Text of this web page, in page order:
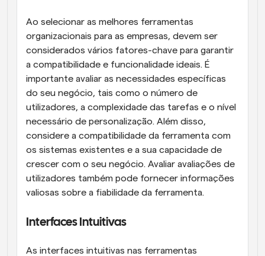
Ao selecionar as melhores ferramentas
organizacionais para as empresas, devem ser
considerados vários fatores-chave para garantir
a compatibilidade e funcionalidade ideais. É
importante avaliar as necessidades específicas
do seu negócio, tais como o número de
utilizadores, a complexidade das tarefas e o nível
necessário de personalização. Além disso,
considere a compatibilidade da ferramenta com
os sistemas existentes e a sua capacidade de
crescer com o seu negócio. Avaliar avaliações de
utilizadores também pode fornecer informações
valiosas sobre a fiabilidade da ferramenta.
Interfaces Intuitivas
As interfaces intuitivas nas ferramentas